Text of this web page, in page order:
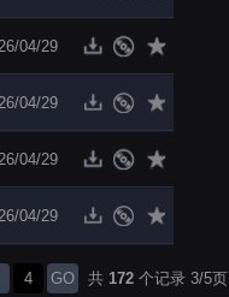
04/29
04/29
04/29
04/29
GO 共 172 个记录 3/5页